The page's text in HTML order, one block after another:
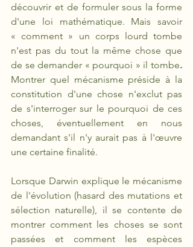
découvrir et de formuler sous la forme
d'une loi mathématique. Mais savoir
« comment » un corps lourd tombe
n'est pas du tout la même chose que
de se demander « pourquoi » il tombe.
Montrer quel mécanisme préside à la
constitution d'une chose n'exclut pas
de s'interroger sur le pourquoi de ces
choses, éventuellement en nous
demandant s'il n'y aurait pas à l'œuvre
une certaine finalité.
Lorsque Darwin explique le mécanisme
de l'évolution (hasard des mutations et
sélection naturelle), il se contente de
montrer comment les choses se sont
passées et comment les espèces